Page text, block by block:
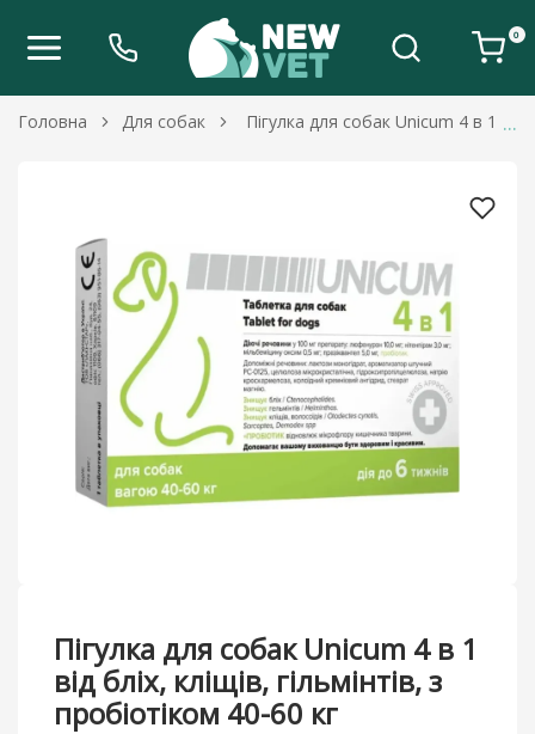
0
Головна Для собак Пігулка для собак Unicum 4 в 1 від
Пігулка для собак Unicum 4 в 1
від бліх, кліщів, гільмінтів, з
пробіотіком 40-60 кг